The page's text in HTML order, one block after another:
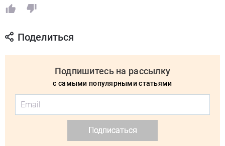
Поделиться
Подпишитесь на рассылку
с самыми популярными статьями
Подписаться